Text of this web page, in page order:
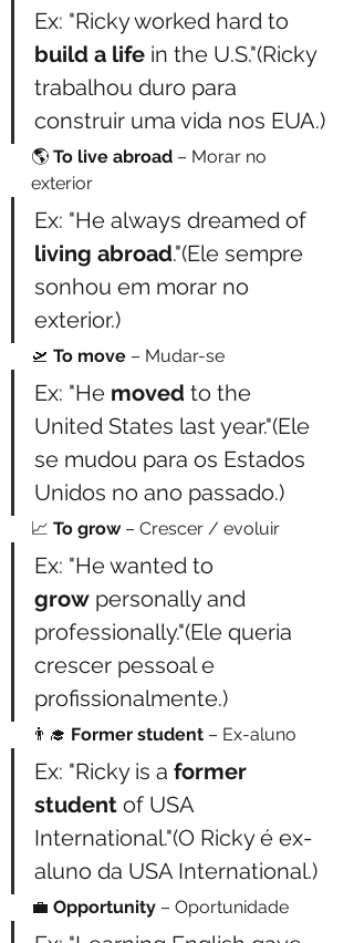
Ex: "Ricky worked hard to
build a life in the U.S."(Ricky
trabalhou duro para
construir uma vida nos EUA.)
🌎 To live abroad – Morar no
exterior
Ex: "He always dreamed of
living abroad."(Ele sempre
sonhou em morar no
exterior.)
🛫 To move – Mudar-se
Ex: "He moved to the
United States last year."(Ele
se mudou para os Estados
Unidos no ano passado.)
📈 To grow – Crescer / evoluir
Ex: "He wanted to
grow personally and
professionally."(Ele queria
crescer pessoal e
profissionalmente.)
👨‍🎓 Former student – Ex-aluno
Ex: "Ricky is a former
student of USA
International."(O Ricky é ex-
aluno da USA International.)
💼 Opportunity – Oportunidade